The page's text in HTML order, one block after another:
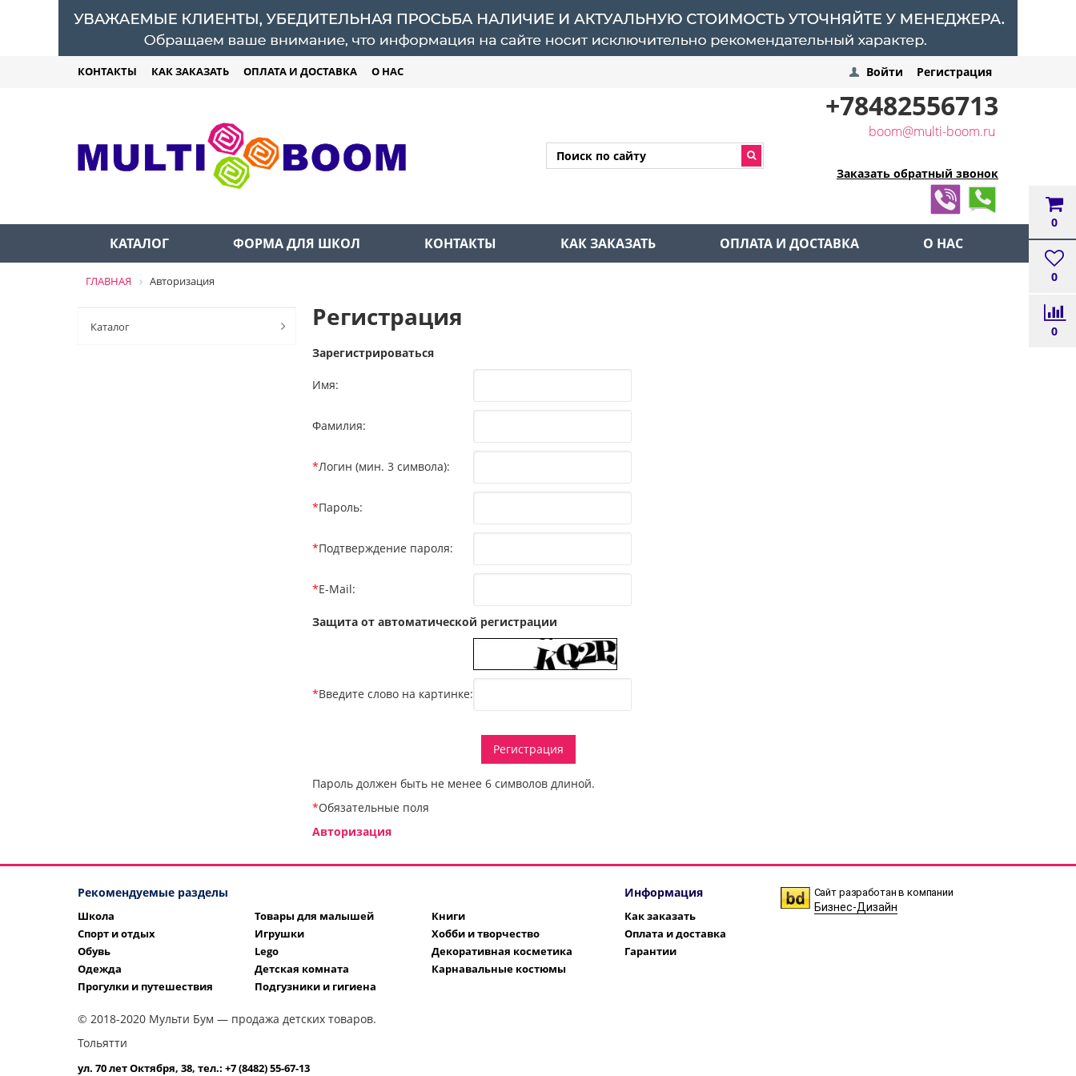
КОНТАКТЫ КАК ЗАКАЗАТЬ ОПЛАТА И ДОСТАВКА О НАС
0
0
0
Войти Регистрация
+78482556713
boom@multi-boom.ru
Заказать обратный звонок
КАТАЛОГ ФОРМА ДЛЯ ШКОЛ КОНТАКТЫ КАК ЗАКАЗАТЬ ОПЛАТА И ДОСТАВКА О НАС
ГЛАВНАЯ Авторизация
Каталог Регистрация
Зарегистрироваться
Имя:
Фамилия:
*Логин (мин. 3 символа):
*Пароль:
*Подтверждение пароля:
*E-Mail:
Защита от автоматической регистрации
*Введите слово на картинке:
Пароль должен быть не менее 6 символов длиной.
*Обязательные поля
Авторизация
Рекомендуемые разделы Информация Сайт разработан в компании
Бизнес-Дизайн
Школа
Спорт и отдых
Обувь
Одежда
Прогулки и путешествия
Товары для малышей
Игрушки
Lego
Детская комната
Подгузники и гигиена
Книги
Хобби и творчество
Декоративная косметика
Карнавальные костюмы
Как заказать
Оплата и доставка
Гарантии
© 2018-2020 Мульти Бум — продажа детских товаров.
Тольятти
ул. 70 лет Октября, 38, тел.: +7 (8482) 55-67-13